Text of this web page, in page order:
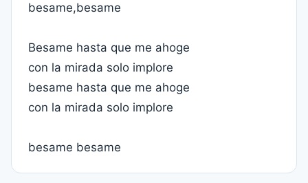
besame,besame
Besame hasta que me ahoge
con la mirada solo implore
besame hasta que me ahoge
con la mirada solo implore
besame besame